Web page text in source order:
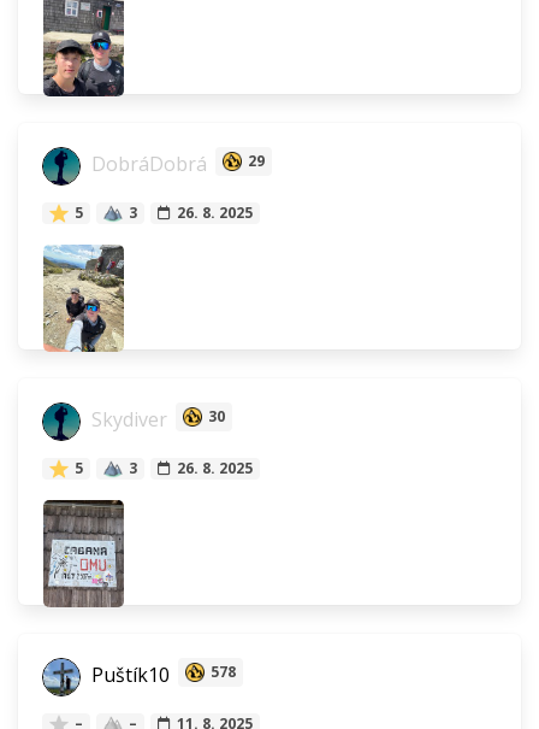
DobráDobrá 29
5 3 26. 8. 2025
Skydiver 30
5 3 26. 8. 2025
Puštík10 578
– – 11. 8. 2025